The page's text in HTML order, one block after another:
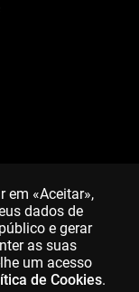
em «Aceitar»,
dados de
e gerar
as suas
um acesso
de Cookies.